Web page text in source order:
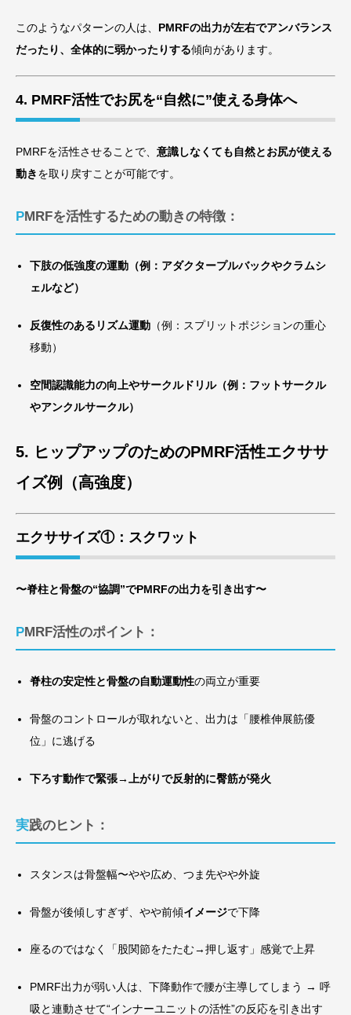
このようなパターンの人は、 PMRFの出力が左右でアンバランス
だったり、全体的に弱かったりする傾向があります。
4. PMRF活性でお尻を“自然に”使える身体へ
PMRFを活性させることで、 意識しなくても自然とお尻が使える
動きを取り戻すことが可能です。
PMRFを活性するための動きの特徴：
下肢の低強度の運動（例：アダクタープルバックやクラムシ
ェルなど）
反復性のあるリズム運動 （例：スプリットポジションの重心
移動）
空間認識能力の向上やサークルドリル（例：フットサークル
やアンクルサークル）
5. ヒップアップのためのPMRF活性エクササ
イズ例（高強度）
エクササイズ①：スクワット
〜脊柱と骨盤の“協調”でPMRFの出力を引き出す〜
PMRF活性のポイント：
脊柱の安定性と骨盤の自動運動性の両立が重要
骨盤のコントロールが取れないと、出力は「腰椎伸展筋優
位」に逃げる
下ろす動作で緊張→上がりで反射的に臀筋が発火
実践のヒント：
スタンスは骨盤幅〜やや広め、つま先やや外旋
骨盤が後傾しすぎず、やや前傾イメージで下降
座るのではなく「股関節をたたむ→押し返す」感覚で上昇
PMRF出力が弱い人は、下降動作で腰が主導してしまう → 呼
吸と連動させて“インナーユニットの活性”の反応を引き出す